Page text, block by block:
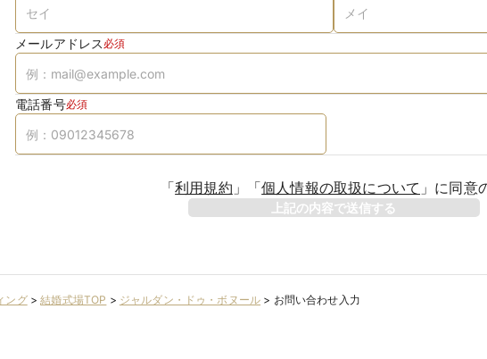
メールアドレス 必須
電話番号必須
「利用規約 」 「個人情報の取扱について 」 に同意
上記の内容で送信する
ング>結婚式場TOP > ジャルダン・ドゥ・ボヌール > お問い合わせ入力